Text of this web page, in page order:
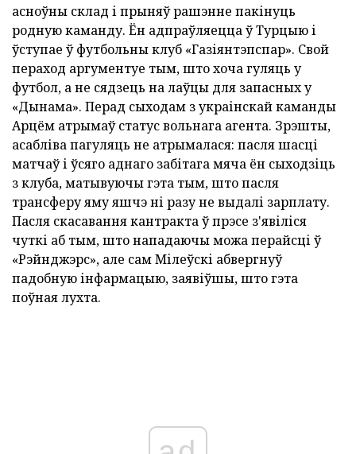
асноўны склад і прыняў рашэнне пакінуць
родную каманду. Ён адпраўляецца ў Турцыю і
ўступае ў футбольны клуб «Газіянтэпспар». Свой
пераход аргументуе тым, што хоча гуляць у
футбол, а не сядзець на лаўцы для запасных у
«Дынама». Перад сыходам з украінскай каманды
Арцём атрымаў статус вольнага агента. Зрэшты,
асабліва пагуляць не атрымалася: пасля шасці
матчаў і ўсяго аднаго забітага мяча ён сыходзіць
з клуба, матывуючы гэта тым, што пасля
трансферу яму яшчэ ні разу не выдалі зарплату.
Пасля скасавання кантракта ў прэсе з'явіліся
чуткі аб тым, што нападаючы можа перайсці ў
«Рэйнджэрс», але сам Мілеўскі абвергнуў
падобную інфармацыю, заявіўшы, што гэта
поўная лухта.